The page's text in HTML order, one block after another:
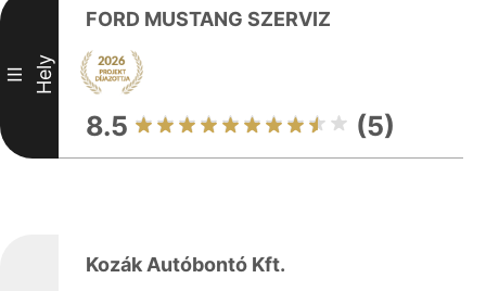
III Hely
FORD MUSTANG SZERVIZ
8.5 (5)
Kozák Autóbontó Kft.